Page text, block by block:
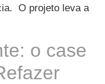
O projeto leva a
o case